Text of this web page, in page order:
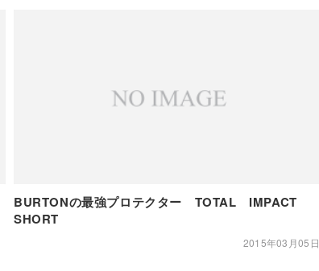
BURTONの最強プロテクター TOTAL IMPACT
SHORT
2015年03月05日